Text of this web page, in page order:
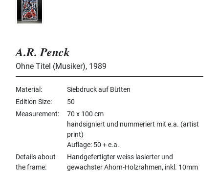
A.R. Penck
Ohne Titel (Musiker), 1989
Material
Siebdruck auf Bütten
Edition Size
50
Measurement
70 x 100 cm
handsigniert und nummeriert mit e.a. (artist
print)
Auflage: 50 + e.a.
Details about
the frame
Handgefertigter weiss lasierter und
gewachster Ahorn-Holzrahmen, inkl. 10mm